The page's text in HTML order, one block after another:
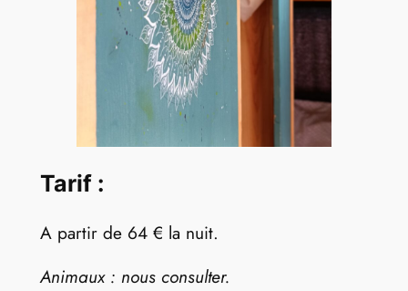
Tarif :
A partir de 64 € la nuit.
Animaux : nous consulter.